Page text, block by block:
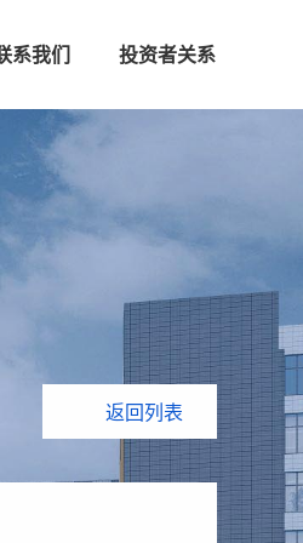
系我们 投资者关系
返回列表